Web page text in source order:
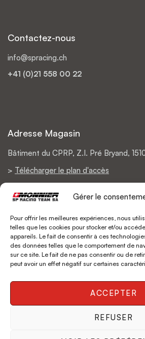
Gérer le
Pour offrir les meilleures expériences, nous
telles que les cookies pour stocker et/ou
appareils. Le fait de consentir à ces
des données telles que le comportement de
sur ce site. Le fait de ne pas consentir ou de
peut avoir un effet négatif sur certaines
ACCEPTER
REFUSER
Contactez-nous
info@spracing.ch
+41 (0)21 558 00 22
Adresse Magasin
Bâtiment du CPRP, Z.I. Pré Bryand,
> Télécharger le plan d'accès
Support
Politique de retours
Livraison